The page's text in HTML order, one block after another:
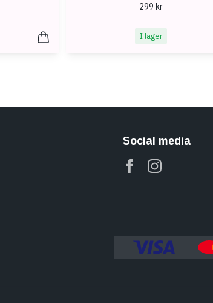
299 kr
I lager
Social media